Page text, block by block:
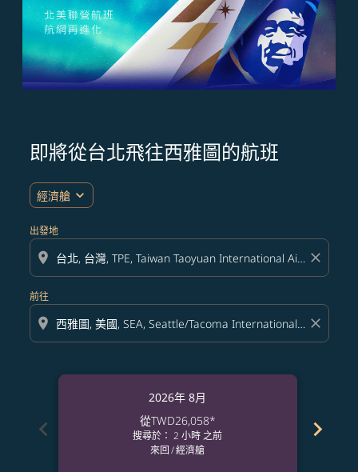
即將從台北飛往西雅圖的航班
經濟艙 expand_more
出發地
location_on close
前往
location_on close
chevron_left
2026年 8月
從TWD26,058*
搜尋於： 2 小時 之前
來回/經濟艙
chevron_right